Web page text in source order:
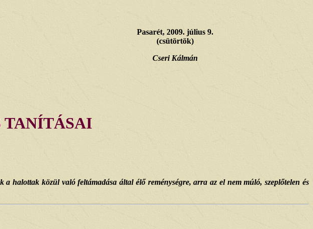
Pasarét, 2009. július 9.
(csütörtök)
Cseri Kálmán
TANÍTÁSAI
halottak közül való feltámadása által élő reménységre, arra az el nem múló, szeplőtelen és